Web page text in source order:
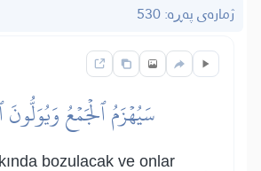
ژمارەی پەڕە: 530
سَيُهۡزَمُ ٱلۡجَمۡعُ وَيُوَلُّونَ
bozulacak ve onlar